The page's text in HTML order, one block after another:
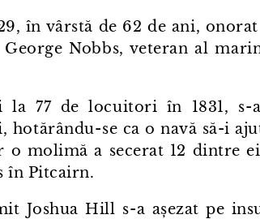
în vârstă de 62 de ani,
Nobbs, veteran al
la 77 de locuitori în 1831, s⁠-⁠
⁠se ca o navă să-i
o molimă a secerat 12 dintre
în Pitcairn.
Joshua Hill s⁠-⁠a așezat pe